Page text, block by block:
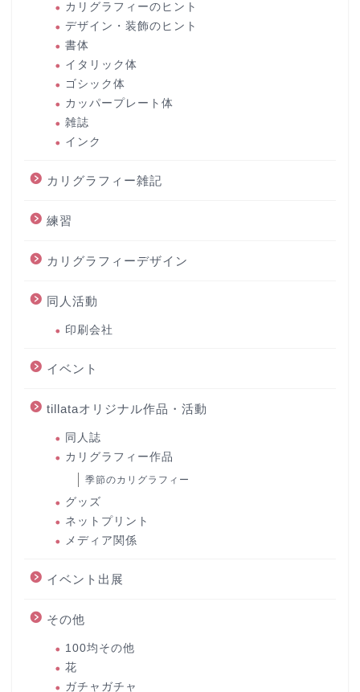
カリグラフィーのヒント
デザイン・装飾のヒント
書体
イタリック体
ゴシック体
カッパープレート体
雑誌
インク
カリグラフィー雑記
練習
カリグラフィーデザイン
同人活動
印刷会社
イベント
tillataオリジナル作品・活動
同人誌
カリグラフィー作品
季節のカリグラフィー
グッズ
ネットプリント
メディア関係
イベント出展
その他
100均その他
花
ガチャガチャ